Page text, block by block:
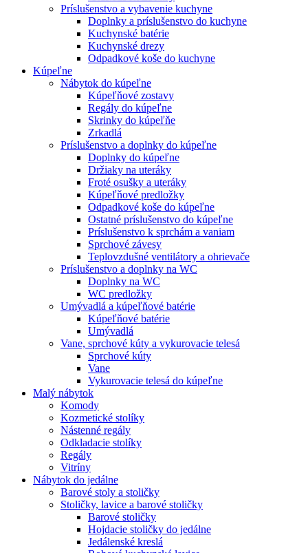
Príslušenstvo a vybavenie kuchyne
Doplnky a príslušenstvo do kuchyne
Kuchynské batérie
Kuchynské drezy
Odpadkové koše do kuchyne
Kúpeľne
Nábytok do kúpeľne
Kúpeľňové zostavy
Regály do kúpeľne
Skrinky do kúpeľňe
Zrkadlá
Príslušenstvo a doplnky do kúpeľne
Doplnky do kúpeľne
Držiaky na uteráky
Froté osušky a uteráky
Kúpeľňové predložky
Odpadkové koše do kúpeľne
Ostatné príslušenstvo do kúpeľne
Príslušenstvo k sprchám a vaniam
Sprchové závesy
Teplovzdušné ventilátory a ohrievače
Príslušenstvo a doplnky na WC
Doplnky na WC
WC predložky
Umývadlá a kúpeľňové batérie
Kúpeľňové batérie
Umývadlá
Vane, sprchové kúty a vykurovacie telesá
Sprchové kúty
Vane
Vykurovacie telesá do kúpeľne
Malý nábytok
Komody
Kozmetické stolíky
Nástenné regály
Odkladacie stolíky
Regály
Vitríny
Nábytok do jedálne
Barové stoly a stoličky
Stoličky, lavice a barové stoličky
Barové stoličky
Hojdacie stoličky do jedálne
Jedálenské kreslá